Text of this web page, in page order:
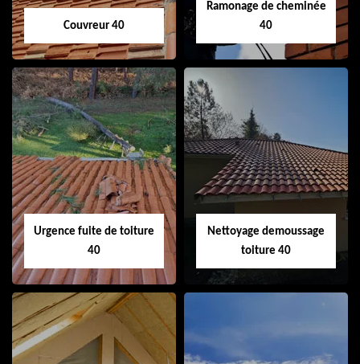
Couvreur 40
Couvreur 40
Ramonage de cheminée
40
Ramonage de
cheminée 40
Urgence fuite de toiture
40
Nettoyage demoussage
toiture 40